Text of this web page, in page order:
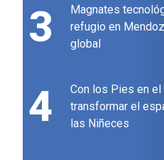
3
Magnates
refugio en
global
4
Con los Pies en el
transformar el
las Niñeces